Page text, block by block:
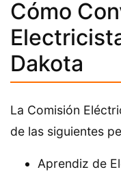
Cómo
Dakota
La Comisión
de las siguientes
Aprendiz de